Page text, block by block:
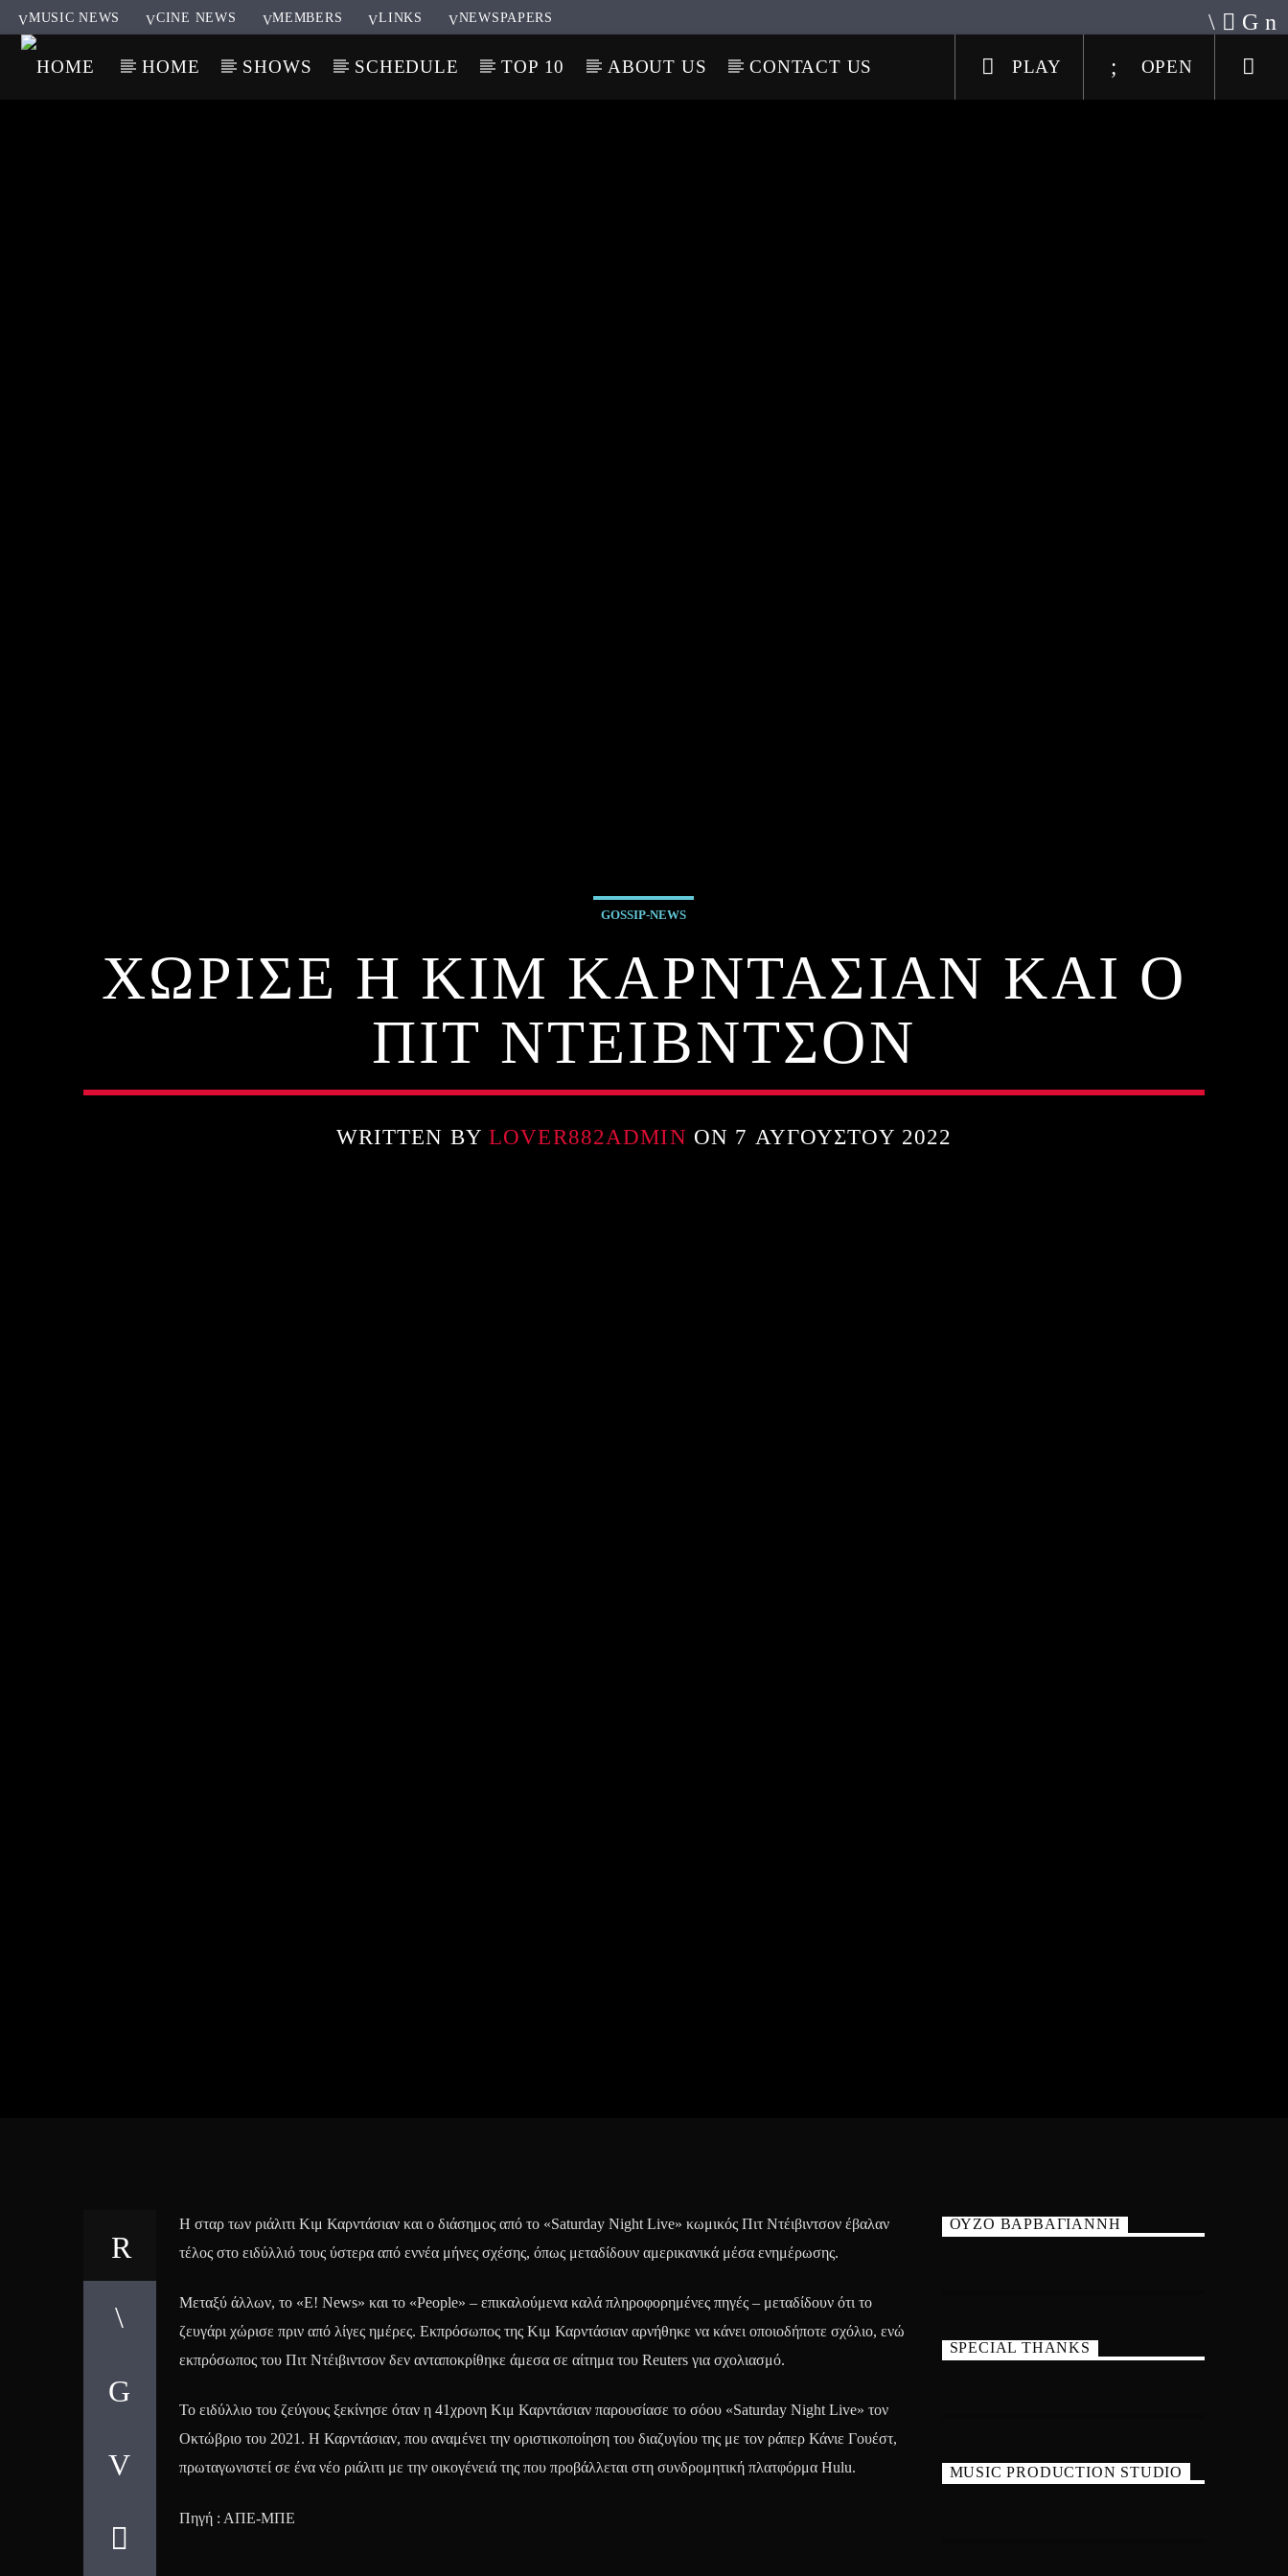
MUSIC NEWS CINE NEWS MEMBERS LINKS NEWSPAPERS
HOME SHOWS SCHEDULE TOP 10 ABOUT US CONTACT US OPEN
PLAY
GOSSIP-NEWS
ΧΩΡΙΣΕ Η ΚΙΜ ΚΑΡΝΤΑΣΙΑΝ ΚΑΙ Ο
ΠΙΤ ΝΤΕΙΒΝΤΣΟΝ
WRITTEN BYLOVER882ADMIN ON 7 ΑΥΓΟΎΣΤΟΥ 2022
Η σταρ των ριάλιτι Κιμ Καρντάσιαν και ο διάσημος από το «Saturday Night Live» κωμικός Πιτ Ντέιβιντσον έβαλαν
τέλος στο ειδύλλιό τους ύστερα από εννέα μήνες σχέσης, όπως μεταδίδουν αμερικανικά μέσα ενημέρωσης.
Μεταξύ άλλων, το «E! News» και το «People» – επικαλούμενα καλά πληροφορημένες πηγές – μεταδίδουν ότι το
ζευγάρι χώρισε πριν από λίγες ημέρες. Εκπρόσωπος της Κιμ Καρντάσιαν αρνήθηκε να κάνει οποιοδήποτε σχόλιο, ενώ
εκπρόσωπος του Πιτ Ντέιβιντσον δεν ανταποκρίθηκε άμεσα σε αίτημα του Reuters για σχολιασμό.
Το ειδύλλιο του ζεύγους ξεκίνησε όταν η 41χρονη Κιμ Καρντάσιαν παρουσίασε το σόου «Saturday Night Live» τον
Οκτώβριο του 2021. Η Καρντάσιαν, που αναμένει την οριστικοποίηση του διαζυγίου της με τον ράπερ Κάνιε Γουέστ,
πρωταγωνιστεί σε ένα νέο ριάλιτι με την οικογένειά της που προβάλλεται στη συνδρομητική πλατφόρμα Hulu.
Πηγή : ΑΠΕ-ΜΠΕ
ΟΥΖΟ ΒΑΡΒΑΓΙΑΝΝΗ
SPECIAL THANKS
MUSIC PRODUCTION STUDIO